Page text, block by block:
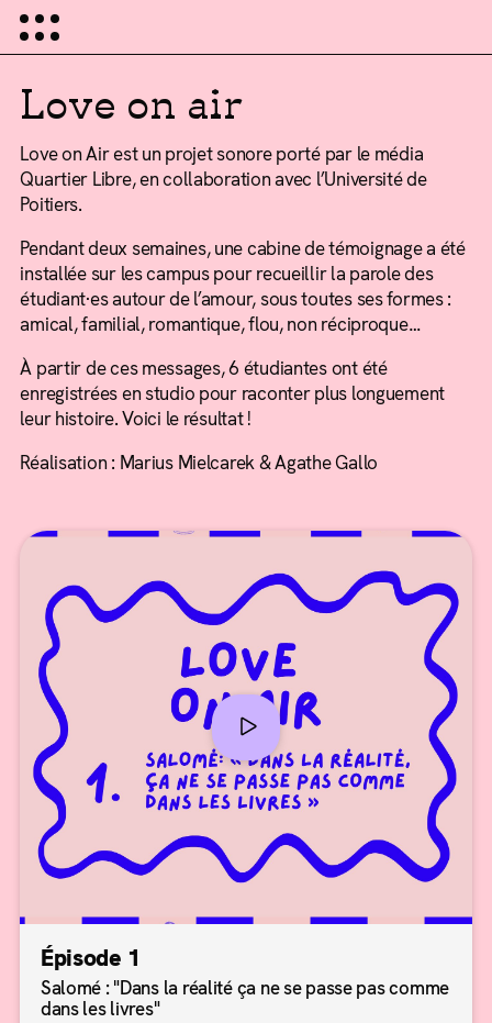
Love on air
Love on Air est un projet sonore porté par le média
Quartier Libre, en collaboration avec l’Université de
Poitiers.
Pendant deux semaines, une cabine de témoignage a été
installée sur les campus pour recueillir la parole des
étudiant·es autour de l’amour, sous toutes ses formes :
amical, familial, romantique, flou, non réciproque…
À partir de ces messages, 6 étudiantes ont été
enregistrées en studio pour raconter plus longuement
leur histoire. Voici le résultat !
Réalisation : Marius Mielcarek & Agathe Gallo
Épisode 1
Salomé : "Dans la réalité ça ne se passe pas comme
dans les livres"